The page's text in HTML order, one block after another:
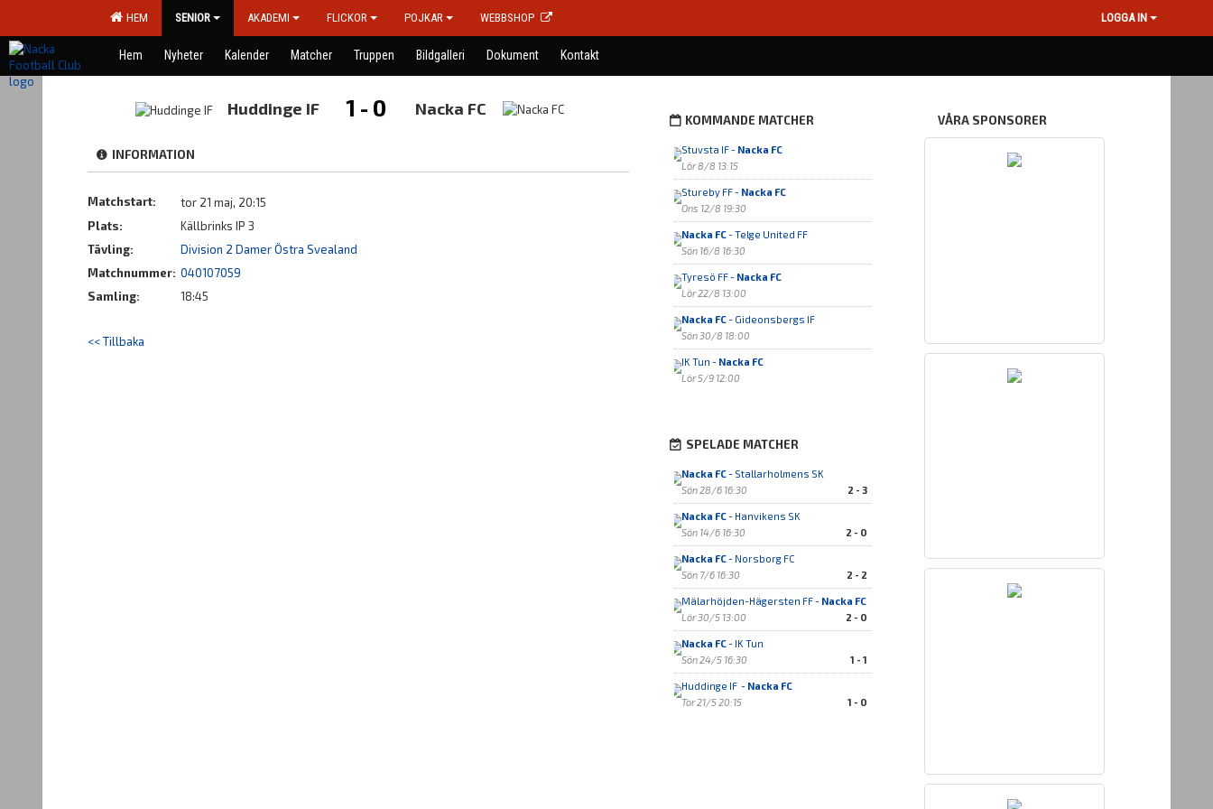
HEM SENIOR AKADEMI FLICKOR POJKAR WEBBSHOP LOGGA IN
Hem Nyheter Kalender Matcher Truppen Bildgalleri Dokument Kontakt
Huddinge IF 1 - 0 Nacka FC
INFORMATION
Matchstart:
tor 21 maj, 20:15
Plats:
Källbrinks IP 3
Tävling:
Division 2 Damer Östra Svealand
Matchnummer: 040107059
Samling:
18:45
<< Tillbaka
KOMMANDE MATCHER
Stuvsta IF - Nacka FC
Lör 8/8 13:15
Stureby FF - Nacka FC
Ons 12/8 19:30
Nacka FC- Telge United FF
Sön 16/8 16:30
Tyresö FF - Nacka FC
Lör 22/8 13:00
Nacka FC- Gideonsbergs IF
Sön 30/8 18:00
IK Tun - Nacka FC
Lör 5/9 12:00
SPELADE MATCHER
Nacka FC- Stallarholmens SK
Sön 28/6 16:30
2 - 3
Nacka FC- Hanvikens SK
Sön 14/6 16:30
2 - 0
Nacka FC- Norsborg FC
Sön 7/6 16:30
2 - 2
Mälarhöjden-Hägersten FF - Nacka FC
Lör 30/5 13:00
2 - 0
Nacka FC- IK Tun
Sön 24/5 16:30
1 - 1
Huddinge IF - Nacka FC
Tor 21/5 20:15
1 - 0
VÅRA SPONSORER